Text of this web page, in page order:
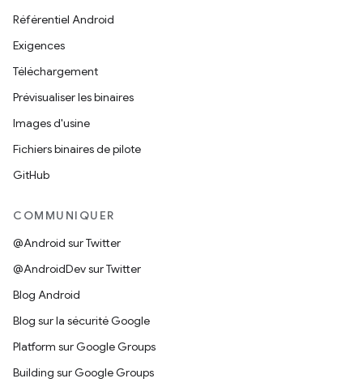
Référentiel Android
Exigences
Téléchargement
Prévisualiser les binaires
Images d'usine
Fichiers binaires de pilote
GitHub
COMMUNIQUER
@Android sur Twitter
@AndroidDev sur Twitter
Blog Android
Blog sur la sécurité Google
Platform sur Google Groups
Building sur Google Groups